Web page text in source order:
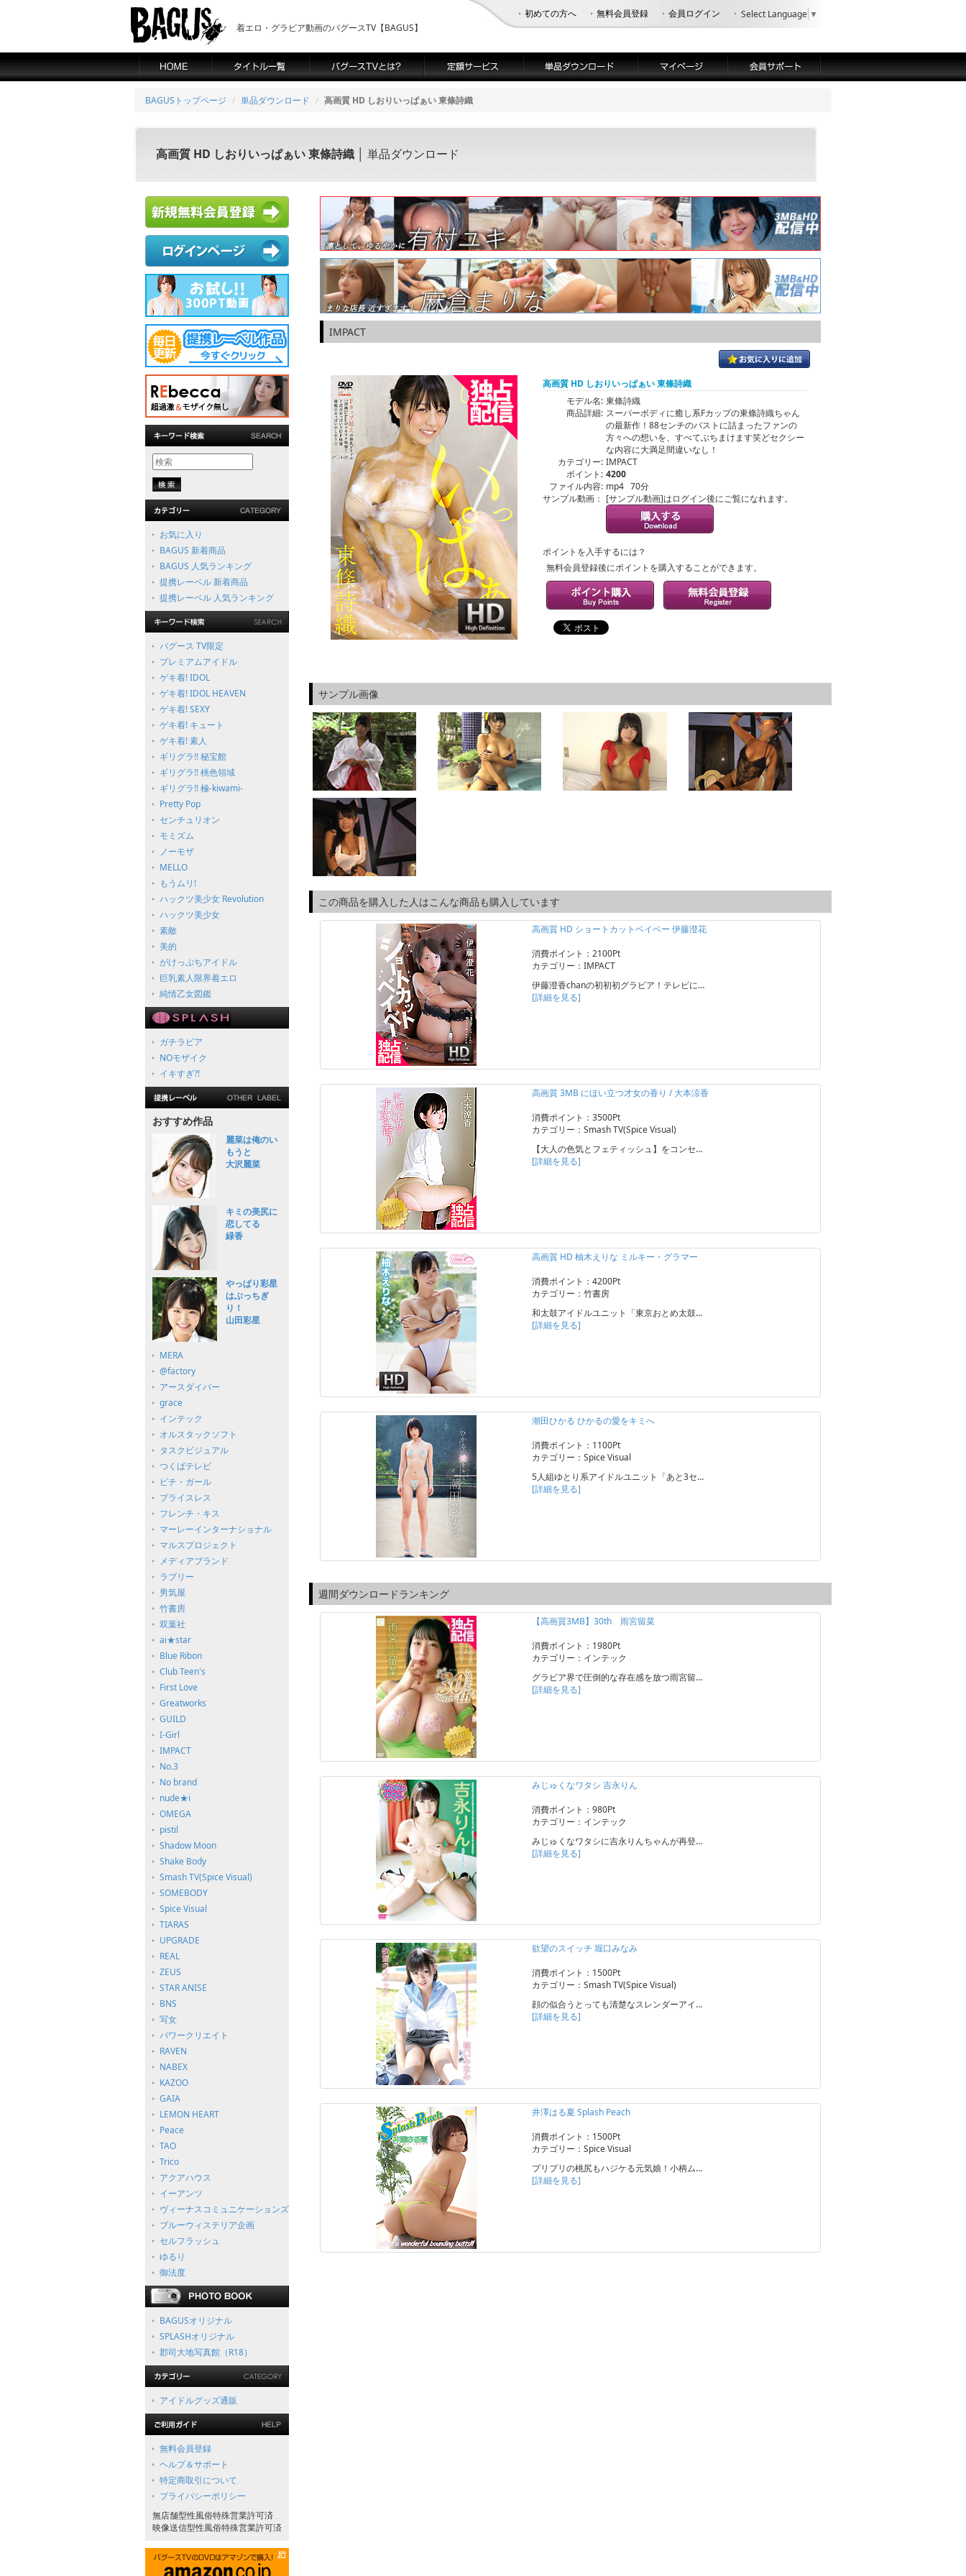
着エロ・グラビア動画のバグースTV【BAGUS】
初めての方へ 無料会員登録 会員ログイン Select Language ▼
BAGUSトップページ 単品ダウンロード 高画質 HD しおりいっぱぁい 東條詩織
高画質 HD しおりいっぱぁい 東條詩織 │ 単品ダウンロード
お気に入り
BAGUS 新着商品
BAGUS 人気ランキング
提携レーベル 新着商品
提携レーベル 人気ランキング
バグース TV限定
プレミアムアイドル
ゲキ着! IDOL
ゲキ着! IDOL HEAVEN
ゲキ着! SEXY
ゲキ着! キュート
ゲキ着! 素人
ギリグラ!! 秘宝館
ギリグラ!! 桃色領域
ギリグラ!! 極-kiwami-
Pretty Pop
センチュリオン
モミズム
ノーモザ
MELLO
もうムリ!
ハックツ美少女 Revolution
ハックツ美少女
素敵
美的
がけっぷちアイドル
巨乳素人限界着エロ
純情乙女図鑑
ガチラビア
NOモザイク
イキすぎ?!
おすすめ作品
麗菜は俺のい
もうと
大沢麗菜
キミの美尻に
恋してる
緑香
やっぱり彩星
はぶっちぎ
り！
山田彩星
MERA
@factory
アースダイバー
grace
インテック
オルスタックソフト
タスクビジュアル
つくばテレビ
ピチ・ガール
プライスレス
フレンチ・キス
マーレーインターナショナル
マルスプロジェクト
メディアブランド
ラブリー
男気屋
竹書房
双葉社
ai★star
Blue Ribon
Club Teen's
First Love
Greatworks
GUILD
I-Girl
IMPACT
No.3
No brand
nude★i
OMEGA
pistil
Shadow Moon
Shake Body
Smash TV(Spice Visual)
SOMEBODY
Spice Visual
TIARAS
UPGRADE
REAL
ZEUS
STAR ANISE
BNS
写女
パワークリエイト
RAVEN
NABEX
KAZOO
GAIA
LEMON HEART
Peace
TAO
Trico
アクアハウス
イーアンツ
ヴィーナスコミュニケーションズ
ブルーウィステリア企画
セルフラッシュ
ゆるり
御法度
BAGUSオリジナル
SPLASHオリジナル
郡司大地写真館（R18）
アイドルグッズ通販
無料会員登録
ヘルプ＆サポート
特定商取引について
プライバシーポリシー
無店舗型性風俗特殊営業許可済
映像送信型性風俗特殊営業許可済
IMPACT
高画質 HD しおりいっぱぁい 東條詩織
モデル名: 東條詩織
商品詳細: スーパーボディに癒し系Fカップの東條詩織ちゃん
の最新作！88センチのバストに詰まったファンの
方々への想いを、すべてぶちまけます笑どセクシー
な内容に大満足間違いなし！
カテゴリー: IMPACT
ポイント: 4200
ファイル内容: mp4 70分
サンプル動画： [サンプル動画]はログイン後にご覧になれます。
ポイントを入手するには？
無料会員登録後にポイントを購入することができます。
サンプル画像
この商品を購入した人はこんな商品も購入しています
高画質 HD ショートカットベイベー 伊藤澄花
消費ポイント：2100Pt
カテゴリー：IMPACT
伊藤澄香chanの初初初グラビア！テレビに…
[詳細を見る]
高画質 3MB にほい立つ才女の香り / 大本涼香
消費ポイント：3500Pt
カテゴリー：Smash TV(Spice Visual)
【大人の色気とフェティッシュ】をコンセ…
[詳細を見る]
高画質 HD 柚木えりな ミルキー・グラマー
消費ポイント：4200Pt
カテゴリー：竹書房
和太鼓アイドルユニット「東京おとめ太鼓…
[詳細を見る]
潮田ひかる ひかるの愛をキミへ
消費ポイント：1100Pt
カテゴリー：Spice Visual
5人組ゆとり系アイドルユニット「あと3セ…
[詳細を見る]
週間ダウンロードランキング
【高画質3MB】30th 雨宮留菜
消費ポイント：1980Pt
カテゴリー：インテック
グラビア界で圧倒的な存在感を放つ雨宮留…
[詳細を見る]
みじゅくなワタシ 吉永りん
消費ポイント：980Pt
カテゴリー：インテック
みじゅくなワタシに吉永りんちゃんが再登…
[詳細を見る]
欲望のスイッチ 堀口みなみ
消費ポイント：1500Pt
カテゴリー：Smash TV(Spice Visual)
顔の似合うとっても清楚なスレンダーアイ…
[詳細を見る]
井澤はる夏 Splash Peach
消費ポイント：1500Pt
カテゴリー：Spice Visual
プリプリの桃尻もハジケる元気娘！小柄ム…
[詳細を見る]